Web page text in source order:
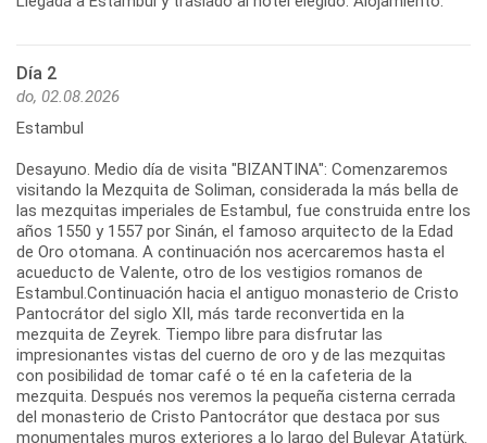
Día 2
do, 02.08.2026
Estambul
Desayuno. Medio día de visita "BIZANTINA": Comenzaremos
visitando la Mezquita de Soliman, considerada la más bella de
las mezquitas imperiales de Estambul, fue construida entre los
años 1550 y 1557 por Sinán, el famoso arquitecto de la Edad
de Oro otomana. A continuación nos acercaremos hasta el
acueducto de Valente, otro de los vestigios romanos de
Estambul.Continuación hacia el antiguo monasterio de Cristo
Pantocrátor del siglo XII, más tarde reconvertida en la
mezquita de Zeyrek. Tiempo libre para disfrutar las
impresionantes vistas del cuerno de oro y de las mezquitas
con posibilidad de tomar café o té en la cafeteria de la
mezquita. Después nos veremos la pequeña cisterna cerrada
del monasterio de Cristo Pantocrátor que destaca por sus
monumentales muros exteriores a lo largo del Bulevar Atatürk.